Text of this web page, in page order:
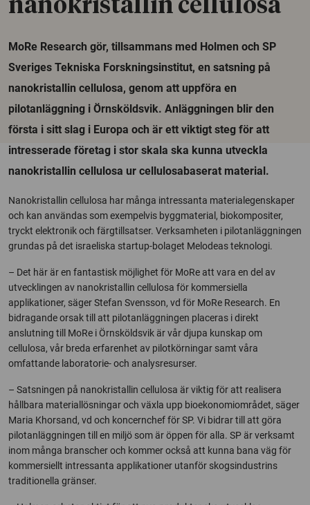
nanokristallin cellulosa
MoRe Research gör, tillsammans med Holmen och SP
Sveriges Tekniska Forskningsinstitut, en satsning på
nanokristallin cellulosa, genom att uppföra en
pilotanläggning i Örnsköldsvik. Anläggningen blir den
första i sitt slag i Europa och är ett viktigt steg för att
intresserade företag i stor skala ska kunna utveckla
nanokristallin cellulosa ur cellulosabaserat material.
Nanokristallin cellulosa har många intressanta materialegenskaper
och kan användas som exempelvis byggmaterial, biokompositer,
tryckt elektronik och färgtillsatser. Verksamheten i pilotanläggningen
grundas på det israeliska startup-bolaget Melodeas teknologi.
– Det här är en fantastisk möjlighet för MoRe att vara en del av
utvecklingen av nanokristallin cellulosa för kommersiella
applikationer, säger Stefan Svensson, vd för MoRe Research. En
bidragande orsak till att pilotanläggningen placeras i direkt
anslutning till MoRe i Örnsköldsvik är vår djupa kunskap om
cellulosa, vår breda erfarenhet av pilotkörningar samt våra
omfattande laboratorie- och analysresurser.
– Satsningen på nanokristallin cellulosa är viktig för att realisera
hållbara materiallösningar och växla upp bioekonomiområdet, säger
Maria Khorsand, vd och koncernchef för SP. Vi bidrar till att göra
pilotanläggningen till en miljö som är öppen för alla. SP är verksamt
inom många branscher och kommer också att kunna bana väg för
kommersiellt intressanta applikationer utanför skogsindustrins
traditionella gränser.